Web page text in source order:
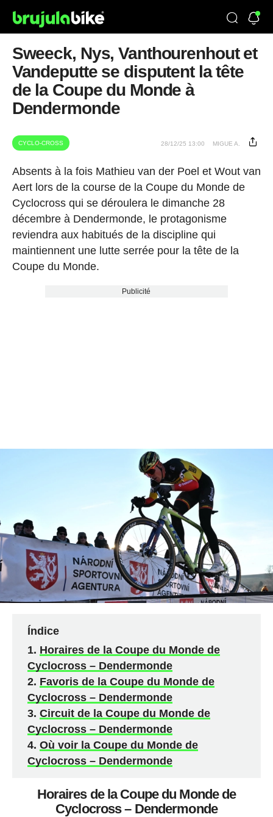
Sweeck, Nys, Vanthourenhout et
Vandeputte se disputent la tête
de la Coupe du Monde à
Dendermonde
CYCLO-CROSS 28/12/25 13:00 MIGUE A.
Absents à la fois Mathieu van der Poel et Wout van
Aert lors de la course de la Coupe du Monde de
Cyclocross qui se déroulera le dimanche 28
décembre à Dendermonde, le protagonisme
reviendra aux habitués de la discipline qui
maintiennent une lutte serrée pour la tête de la
Coupe du Monde.
Publicité
Índice
Horaires de la Coupe du Monde de
Cyclocross – Dendermonde
Favoris de la Coupe du Monde de
Cyclocross – Dendermonde
Circuit de la Coupe du Monde de
Cyclocross – Dendermonde
Où voir la Coupe du Monde de
Cyclocross – Dendermonde
Horaires de la Coupe du Monde de
Cyclocross – Dendermonde